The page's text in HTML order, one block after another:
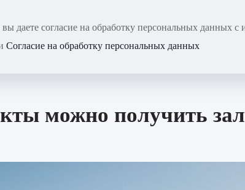
Главная Блог О нас Наши
можно получить
даете согласие на обработку персональных данных
Согласие на обработку персональных данных